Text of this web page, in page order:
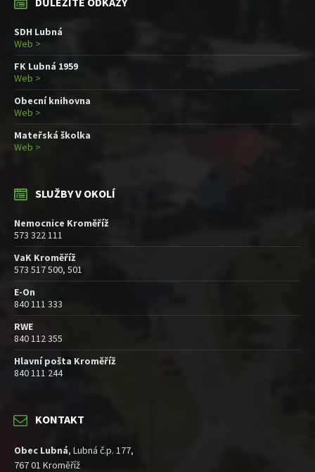
SDH Lubná
Web >
FK Lubná 1959
Web >
Obecní knihovna
Web >
Mateřská školka
Web >
SLUŽBY V OKOLÍ
Nemocnice Kroměříž
573 322 111
VaK Kroměříž
573 517 500, 501
E-On
840 111 333
RWE
840 112 355
Hlavní pošta Kroměříž
840 111 244
KONTAKT
Obec Lubná, Lubná č.p. 177,
767 01 Kroměříž